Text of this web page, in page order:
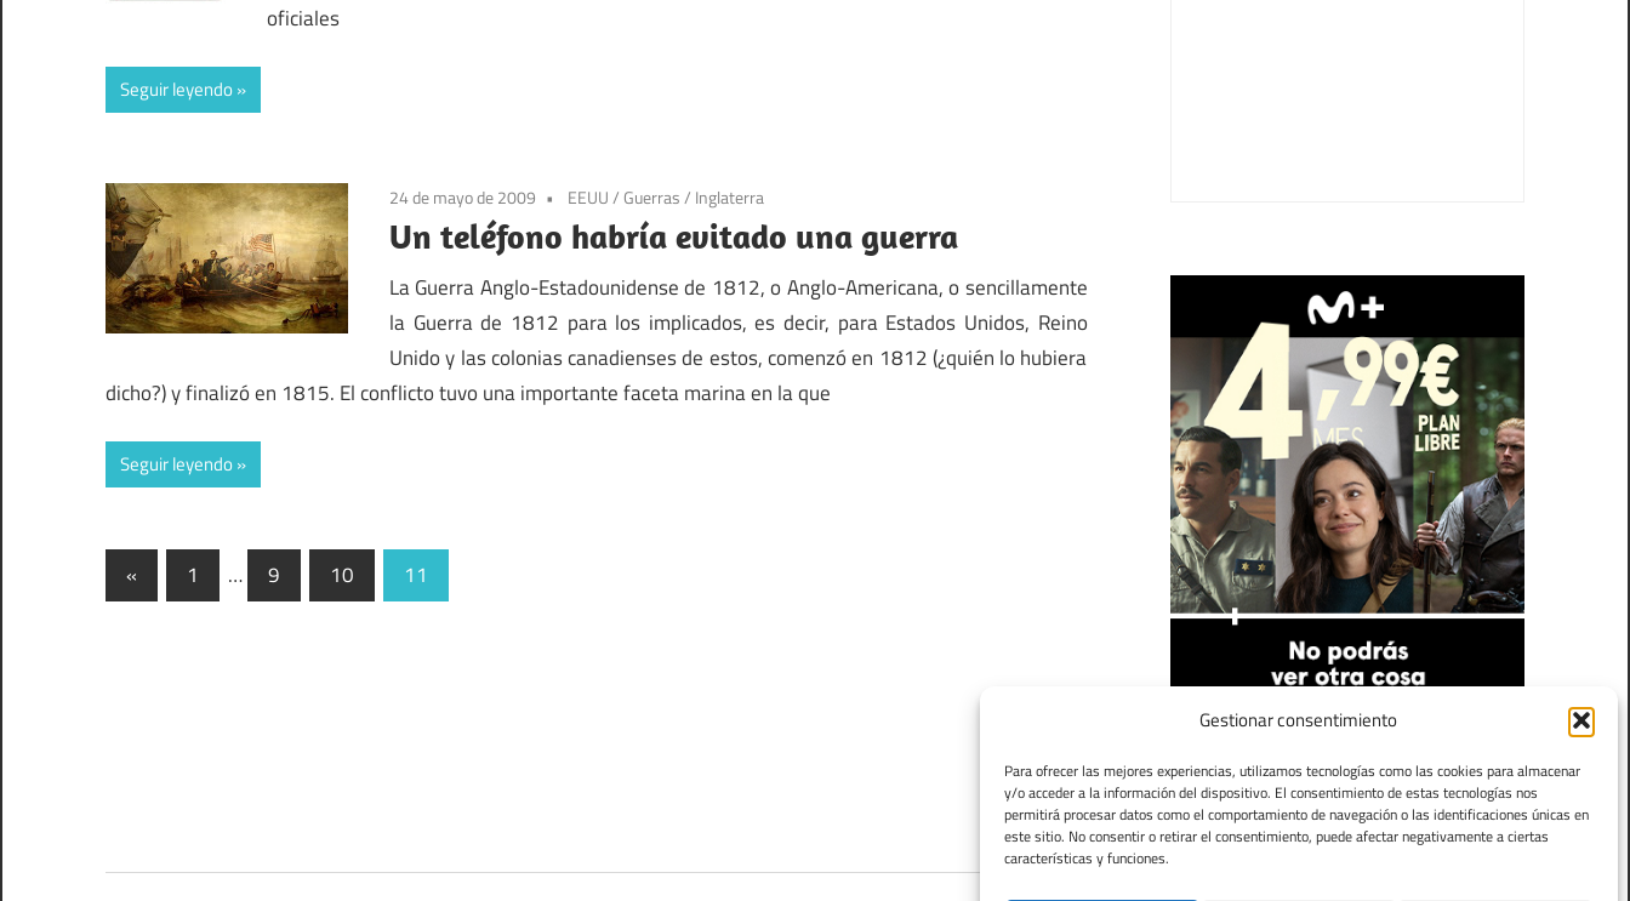
Gestionar consentimiento
Para ofrecer las mejores experiencias, utilizamos tecnologías como las cookies para almacenar
y/o acceder a la información del dispositivo. El consentimiento de estas tecnologías nos
permitirá procesar datos como el comportamiento de navegación o las identificaciones únicas en
este sitio. No consentir o retirar el consentimiento, puede afectar negativamente a ciertas
características y funciones.
oficiales
Seguir leyendo
24 de mayo de 2009 EEUU/Guerras/ Inglaterra
Un teléfono habría evitado una guerra
La Guerra Anglo-Estadounidense de 1812, o Anglo-Americana, o sencillamente
la Guerra de 1812 para los implicados, es decir, para Estados Unidos, Reino
Unido y las colonias canadienses de estos, comenzó en 1812 (¿quién lo hubiera
dicho?) y finalizó en 1815. El conflicto tuvo una importante faceta marina en la que
Seguir leyendo
Paginación
de
« Entradas
anteriores
1 … 9 10 11